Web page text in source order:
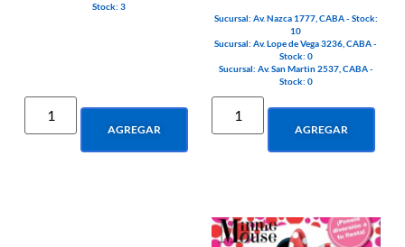
Stock: 3
AGREGAR
Sucursal: Av. Nazca 1777, CABA - Stock:
10
Sucursal: Av. Lope de Vega 3236, CABA -
Stock: 0
Sucursal: Av. San Martin 2537, CABA -
Stock: 0
AGREGAR